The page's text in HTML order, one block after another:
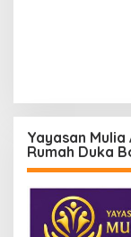
Yayasan
Rumah Duka